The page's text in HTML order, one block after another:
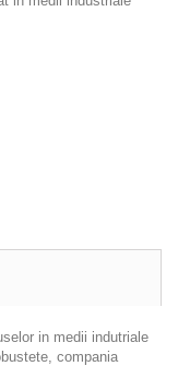
in medii indutriale
compania